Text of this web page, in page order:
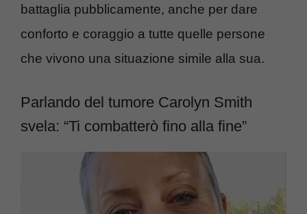
battaglia pubblicamente, anche per dare
conforto e coraggio a tutte quelle persone
che vivono una situazione simile alla sua.
Parlando del tumore Carolyn Smith
svela: “Ti combatterò fino alla fine”